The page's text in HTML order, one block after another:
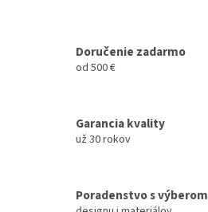
Doručenie zadarmo
od 500 €
Garancia kvality
už 30 rokov
Poradenstvo s výberom